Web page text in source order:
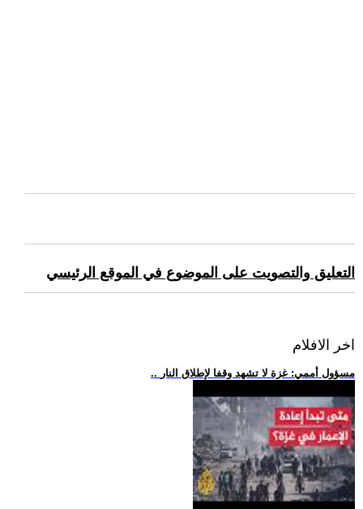
التعليق والتصويت على الموضوع في الموقع الرئيسي
اخر الافلام
.. مسؤول أممي: غزة لا تشهد وقفا لإطلاق النار